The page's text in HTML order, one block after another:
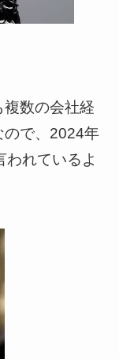
数の会社経
ので、2024年
れているよ